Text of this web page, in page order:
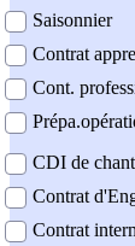
Saisonnier
Contrat
Cont.
CDI de
Contrat
Contrat